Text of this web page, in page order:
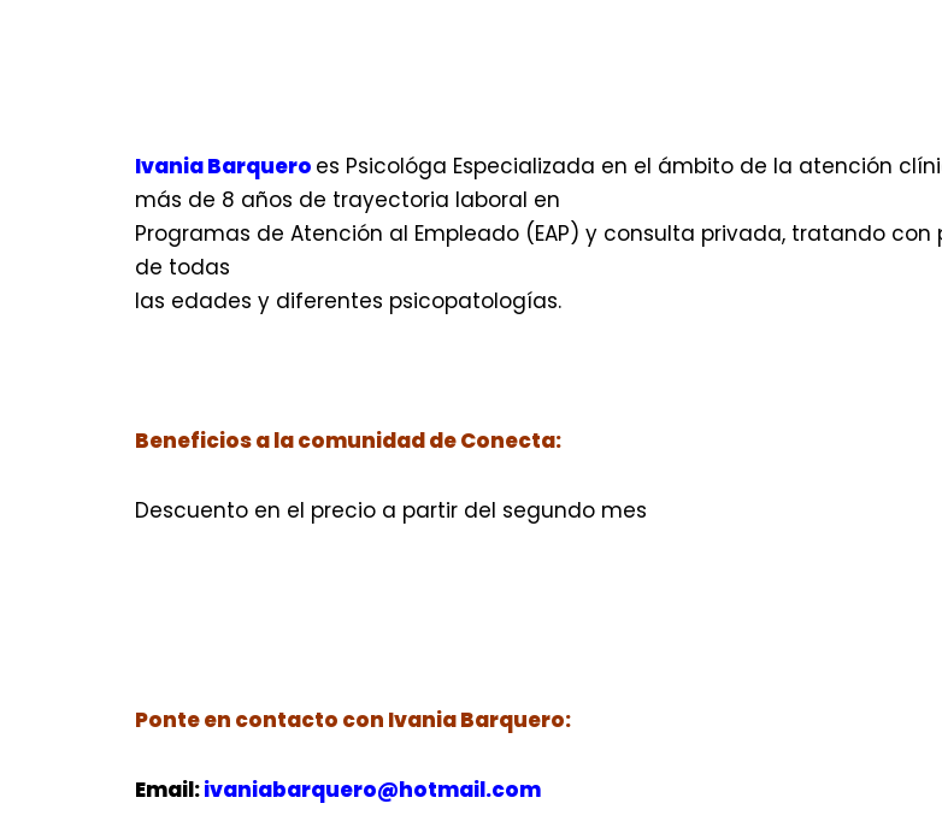
Ivania Barquero es Psicológa Especializada en el ámbito de la atención
más de 8 años de trayectoria laboral en
Programas de Atención al Empleado (EAP) y consulta privada, tratando con
de todas
las edades y diferentes psicopatologías.
Beneficios a la comunidad de Conecta:
Descuento en el precio a partir del segundo mes
Ponte en contacto con Ivania Barquero:
Email:ivaniabarquero@hotmail.com